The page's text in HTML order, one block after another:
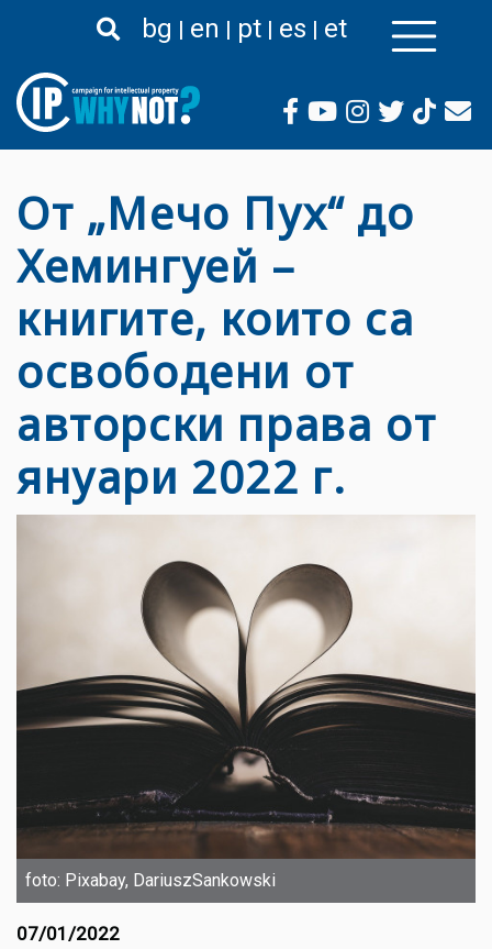
para
conteúdo
principal
bg en pt es et
От „Мечо Пух“ до
Хемингуей –
книгите, които са
освободени от
авторски права от
януари 2022 г.
foto: Pixabay, DariuszSankowski
07/01/2022